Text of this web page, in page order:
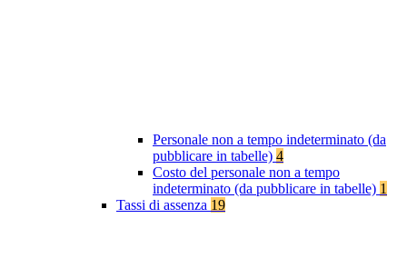
Personale non a tempo indeterminato (da
pubblicare in tabelle) 4
Costo del personale non a tempo
indeterminato (da pubblicare in tabelle) 1
Tassi di assenza 19